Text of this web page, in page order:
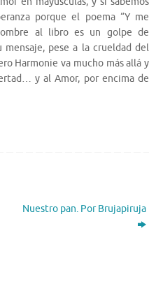
porque el poema “Y me
al libro es un golpe de
pese a la crueldad del
Harmonie va mucho más allá y
y al Amor, por encima de
Nuestro pan. Por Brujapiruja